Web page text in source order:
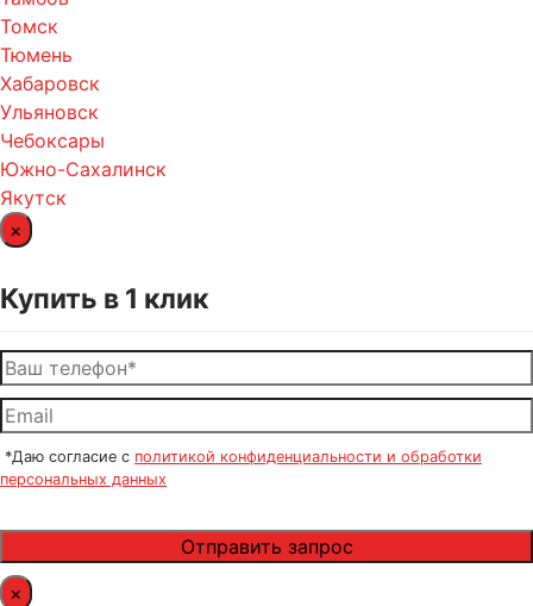
Томск
Тюмень
Хабаровск
Ульяновск
Чебоксары
Южно-Сахалинск
Якутск
×
Купить в 1 клик
*Даю согласие с политикой конфиденциальности и обработки
персональных данных
×